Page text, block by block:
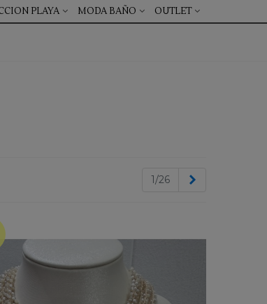
PLAYA MODA BAÑO OUTLET
1/26